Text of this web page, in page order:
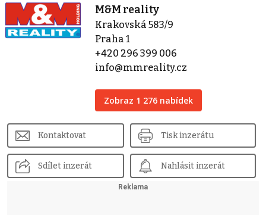
M&M reality
Krakovská 583/9
Praha 1
+420 296 399 006
info@mmreality.cz
Zobraz 1 276 nabídek
Kontaktovat Tisk inzerátu
Sdílet inzerát Nahlásit inzerát